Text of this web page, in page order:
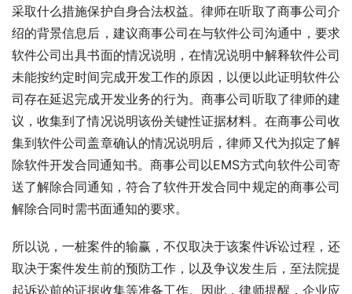
采取什么措施保护自身合法权益。律师在听取了商事公司介
绍的背景信息后，建议商事公司在与软件公司沟通中，要求
软件公司出具书面的情况说明，在情况说明中解释软件公司
未能按约定时间完成开发工作的原因，以便以此证明软件公
司存在延迟完成开发业务的行为。商事公司听取了律师的建
议，收集到了情况说明该份关键性证据材料。在商事公司收
集到软件公司盖章确认的情况说明后，律师又代为拟定了解
除软件开发合同通知书。商事公司以EMS方式向软件公司寄
送了解除合同通知，符合了软件开发合同中规定的商事公司
解除合同时需书面通知的要求。
所以说，一桩案件的输赢，不仅取决于该案件诉讼过程，还
取决于案件发生前的预防工作，以及争议发生后，至法院提
起诉讼前的证据收集等准备工作。因此，律师提醒，企业应